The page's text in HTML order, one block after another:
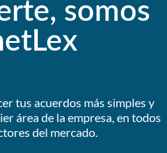
somos
tus acuerdos más simples y
área de la empresa, en todos
del mercado.